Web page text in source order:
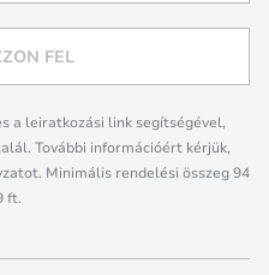
FEL
a leiratkozási link segítségével,
További információért kérjük,
Minimális rendelési összeg 94
ft.